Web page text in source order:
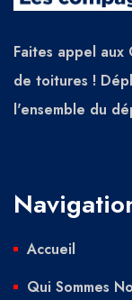
Faites appel aux
de toitures !
l'ensemble du
Accueil
Qui Sommes